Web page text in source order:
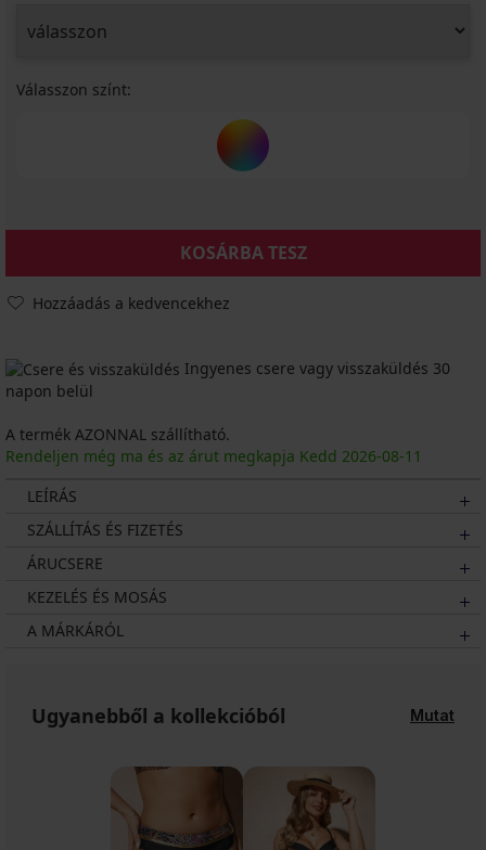
Válasszon színt:
KOSÁRBA TESZ
Hozzáadás a kedvencekhez
Ingyenes csere vagy visszaküldés 30
napon belül
A termék AZONNAL szállítható.
Rendeljen még ma és az árut megkapja Kedd 2026-08-11
LEÍRÁS
SZÁLLÍTÁS ÉS FIZETÉS
ÁRUCSERE
KEZELÉS ÉS MOSÁS
A MÁRKÁRÓL
Ugyanebből a kollekcióból Mutat